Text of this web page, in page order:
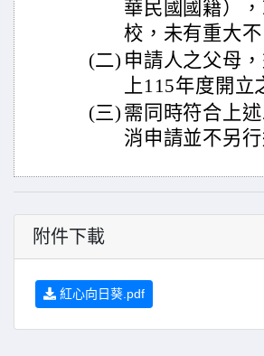
華民國國籍）
校，未有重大
(二) 申請人之父母
上115年度開
(三) 需同時符合上
消申請並不另行
附件下載
紅心向日葵.pdf